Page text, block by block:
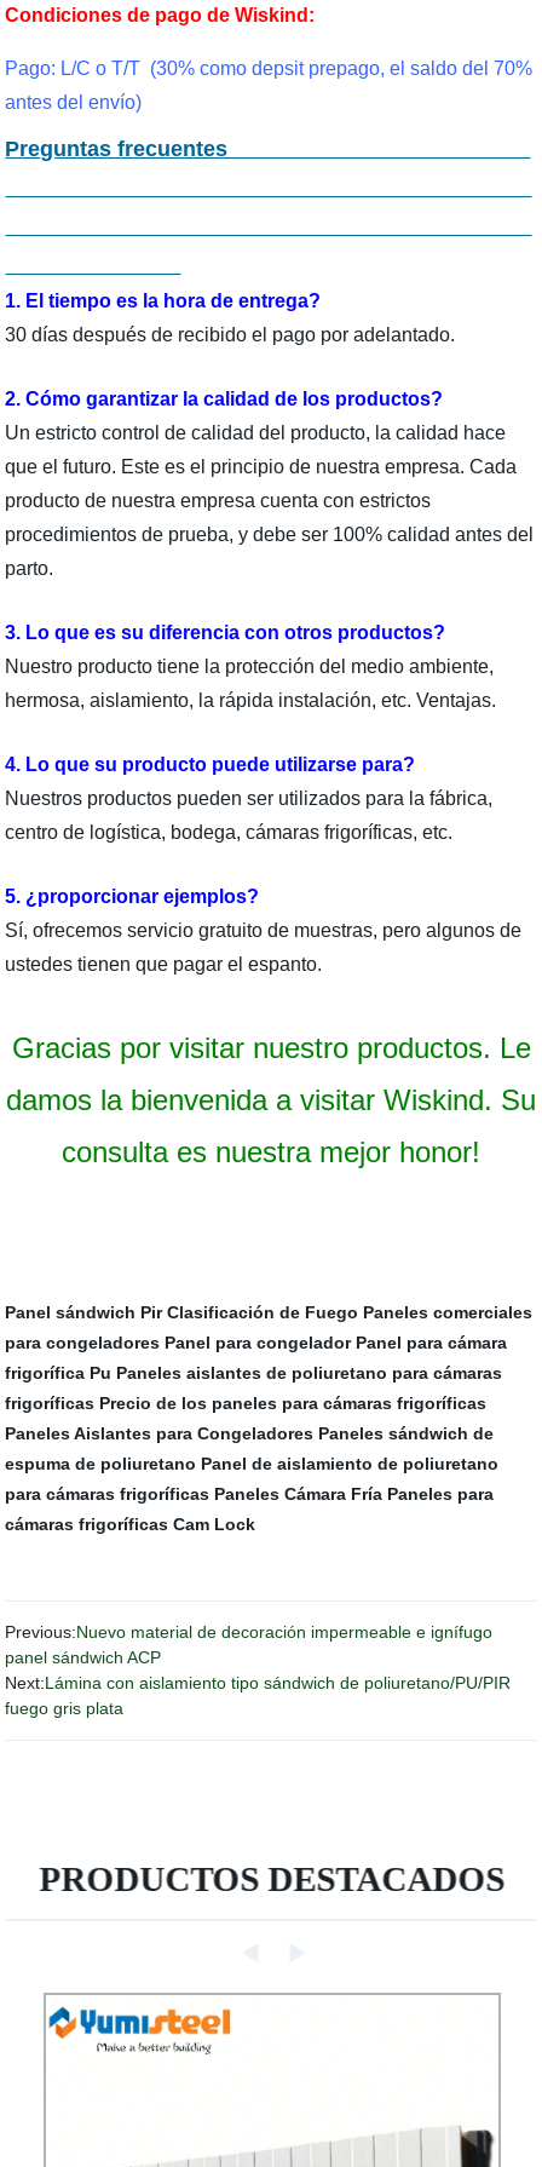
Condiciones de pago de Wiskind:
Pago: L/C o T/T (30% como depsit prepago, el saldo del 70%
antes del envío)
Preguntas frecuentes
1. El tiempo es la hora de entrega?
30 días después de recibido el pago por adelantado.
2. Cómo garantizar la calidad de los productos?
Un estricto control de calidad del producto, la calidad hace
que el futuro. Este es el principio de nuestra empresa. Cada
producto de nuestra empresa cuenta con estrictos
procedimientos de prueba, y debe ser 100% calidad antes del
parto.
3. Lo que es su diferencia con otros productos?
Nuestro producto tiene la protección del medio ambiente,
hermosa, aislamiento, la rápida instalación, etc. Ventajas.
4. Lo que su producto puede utilizarse para?
Nuestros productos pueden ser utilizados para la fábrica,
centro de logística, bodega, cámaras frigoríficas, etc.
5. ¿proporcionar ejemplos?
Sí, ofrecemos servicio gratuito de muestras, pero algunos de
ustedes tienen que pagar el espanto.
Gracias por visitar nuestro productos. Le
damos la bienvenida a visitar Wiskind. Su
consulta es nuestra mejor honor!
Panel sándwich Pir Clasificación de Fuego Paneles comerciales
para congeladores Panel para congelador Panel para cámara
frigorífica Pu Paneles aislantes de poliuretano para cámaras
frigoríficas Precio de los paneles para cámaras frigoríficas
Paneles Aislantes para Congeladores Paneles sándwich de
espuma de poliuretano Panel de aislamiento de poliuretano
para cámaras frigoríficas Paneles Cámara Fría Paneles para
cámaras frigoríficas Cam Lock
Previous:Nuevo material de decoración impermeable e ignífugo
panel sándwich ACP
Next:Lámina con aislamiento tipo sándwich de poliuretano/PU/PIR
fuego gris plata
PRODUCTOS DESTACADOS